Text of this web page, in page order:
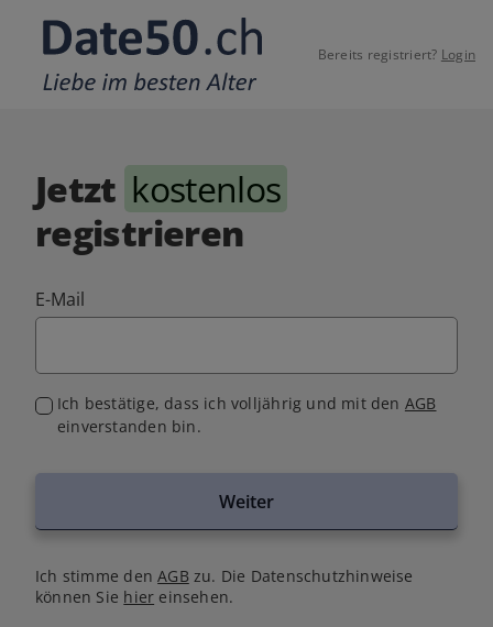
Bereits registriert? Login
Jetzt kostenlos
registrieren
E-Mail
Ich bestätige, dass ich volljährig und mit den AGB
einverstanden bin.
Weiter
Ich stimme denAGB zu. Die Datenschutzhinweise
können Sie hier einsehen.